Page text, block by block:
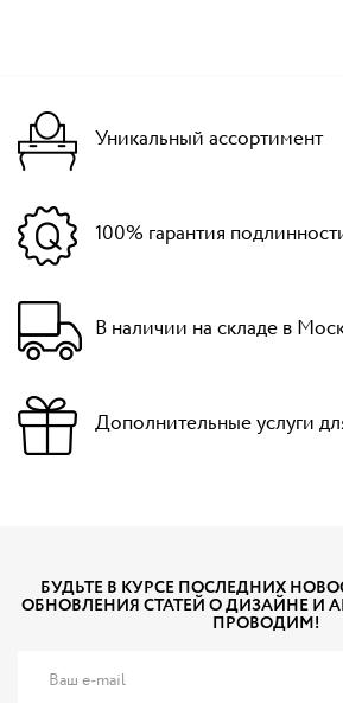
Уникальный ассортимент
100% гарантия
В наличии на складе в
Дополнительные услуги
БУДЬТЕ В КУРСЕ ПОСЛЕДНИХ
ОБНОВЛЕНИЯ СТАТЕЙ О ДИЗАЙНЕ И
ПРОВОДИМ!